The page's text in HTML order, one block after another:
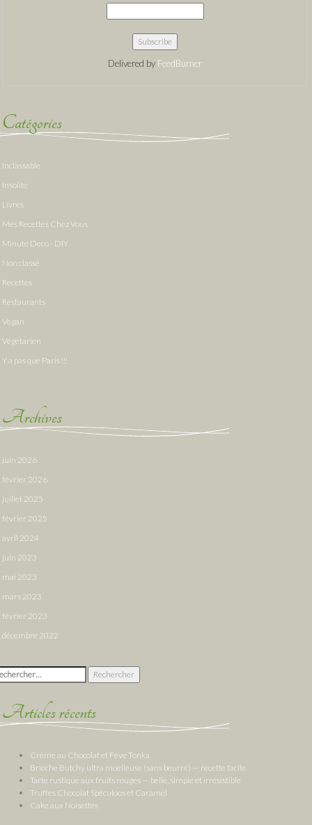
Delivered by FeedBurner
Catégories
Inclassable
Insolite
Livres
Mes Recettes Chez Vous
Minute Deco - DIY
Non classé
Recettes
Restaurants
Vegan
Végétarien
Y a pas que Paris !!!
Archives
juin 2026
février 2026
juillet 2025
février 2025
avril 2024
juin 2023
mai 2023
mars 2023
février 2023
décembre 2022
:
Articles récents
Crème au Chocolat et Fève Tonka
Brioche Butchy ultra moelleuse (sans beurre) — recette facile
Tarte rustique aux fruits rouges — belle, simple et irrésistible
Truffes Chocolat Spéculoos et Caramel
Cake aux Noisettes